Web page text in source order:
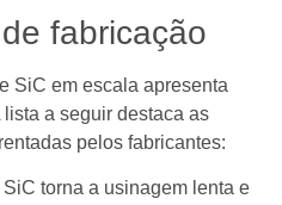
fabricação
SiC em escala apresenta
a seguir destaca as
pelos fabricantes:
torna a usinagem lenta e